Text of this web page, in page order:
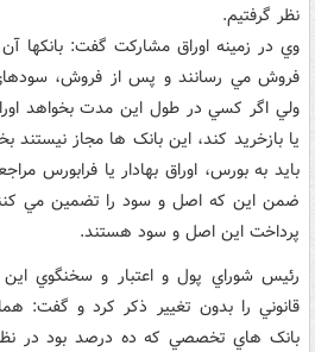
نظر گرفتيم.
فروش مي رسانند و پس از فروش،
ولي اگر کسي در طول اين مدت بخواهد
يا بازخريد کند، اين بانک ها مجاز نيستند
بايد به بورس، اوراق بهادار يا فرابورس
ضمن اين که اصل و سود را تضمين مي
پرداخت اين اصل و سود هستند.
رئيس شوراي پول و اعتبار و سخنگوي
قانوني را بدون تغيير ذکر کرد و گفت:
بانک هاي تخصصي که ده درصد بود در نظر